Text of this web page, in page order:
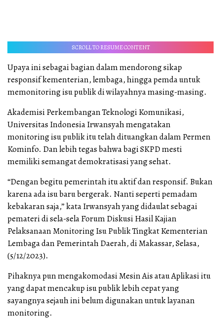
SCROLL TO RESUME CONTENT
Upaya ini sebagai bagian dalam mendorong sikap
responsif kementerian, lembaga, hingga pemda untuk
memonitoring isu publik di wilayahnya masing-masing.
Akademisi Perkembangan Teknologi Komunikasi,
Universitas Indonesia Irwansyah mengatakan
monitoring isu publik itu telah dituangkan dalam Permen
Kominfo. Dan lebih tegas bahwa bagi SKPD mesti
memiliki semangat demokratisasi yang sehat.
“Dengan begitu pemerintah itu aktif dan responsif. Bukan
karena ada isu baru bergerak. Nanti seperti pemadam
kebakaran saja,” kata Irwansyah yang didaulat sebagai
pemateri di sela-sela Forum Diskusi Hasil Kajian
Pelaksanaan Monitoring Isu Publik Tingkat Kementerian
Lembaga dan Pemerintah Daerah, di Makassar, Selasa,
(5/12/2023).
Pihaknya pun mengakomodasi Mesin Ais atau Aplikasi itu
yang dapat mencakup isu publik lebih cepat yang
sayangnya sejauh ini belum digunakan untuk layanan
monitoring.